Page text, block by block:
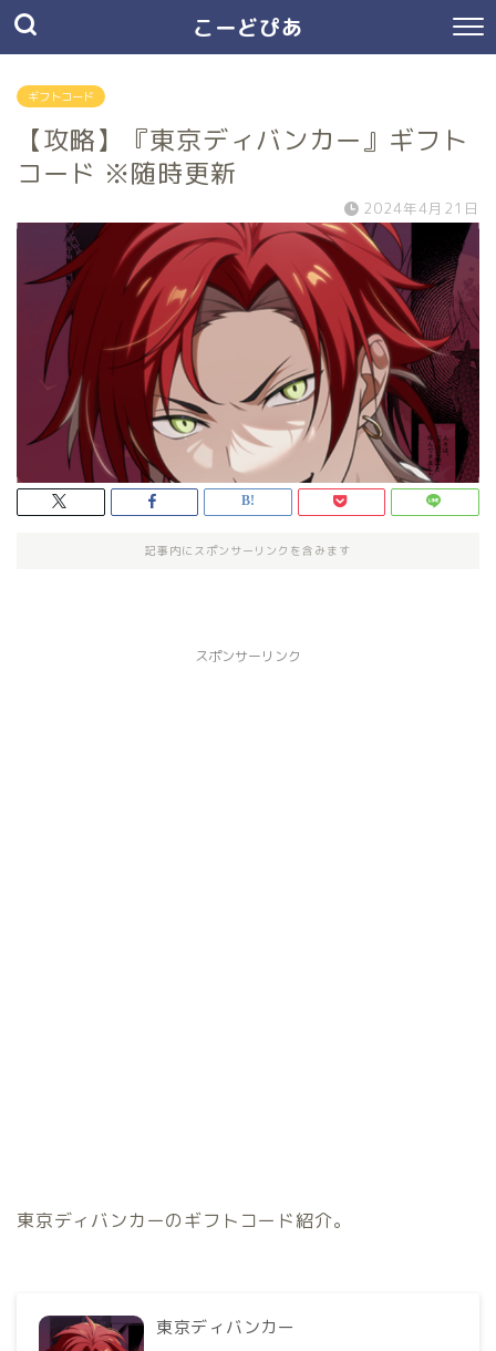
こーどぴあ
ギフトコード
【攻略】『東京ディバンカー』ギフト
コード ※随時更新
2024年4月21日
記事内にスポンサーリンクを含みます
スポンサーリンク
東京ディバンカーのギフトコード紹介。
東京ディバンカー